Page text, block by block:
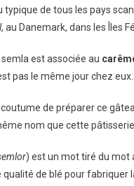
typique de tous les pays
, au Danemark, dans les Îles
est associée au
pas le même jour chez eux.
coutume de préparer ce
nom que cette
) est un mot tiré du mot
de blé pour fabriquer